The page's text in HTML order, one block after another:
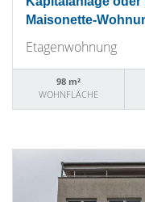
Maisonette-
Etagenwohnung
98 m²
WOHNFLÄCHE